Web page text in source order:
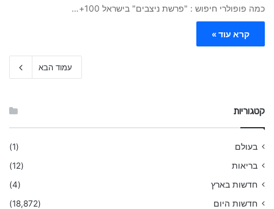
כמה פופולרי חיפוש : "פרשת ניצבים" בישראל 100+…
קרא עוד »
עמוד הבא
קטגוריות
בעולם
(1)
בריאות
(12)
חדשות בארץ
(4)
חדשות היום
(18,872)